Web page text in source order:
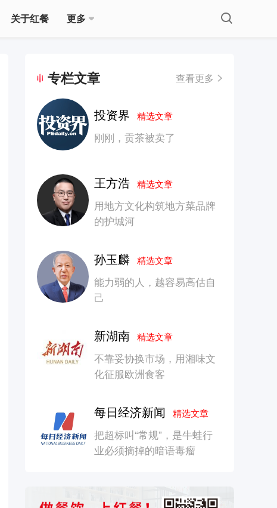
关于红餐 更多
专栏文章 查看更多
投资界精选文章
刚刚，贡茶被卖了
王方浩精选文章
用地方文化构筑地方菜品牌
的护城河
孙玉麟精选文章
能力弱的人，越容易高估自
己
新湖南精选文章
不靠妥协换市场，用湘味文
化征服欧洲食客
每日经济新闻精选文章
把超标叫“常规”，是牛蛙行
业必须摘掉的暗语毒瘤